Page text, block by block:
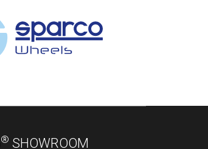
® SHOWROOM